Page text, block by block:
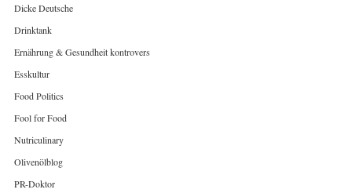
Dicke Deutsche
Drinktank
Ernährung & Gesundheit kontrovers
Esskultur
Food Politics
Fool for Food
Nutriculinary
Olivenölblog
PR-Doktor